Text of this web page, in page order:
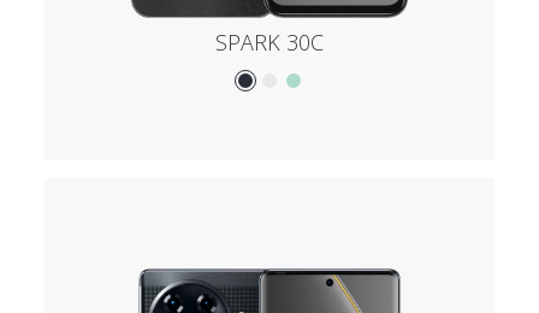
SPARK 30C